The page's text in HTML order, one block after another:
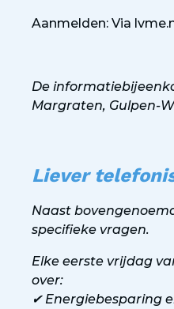
Aanmelden: Via
De
Margraten, Gulpen-
Liever
Naast
specifieke vragen.
Elke eerste vrijdag
over:
✔ Energiebesparing